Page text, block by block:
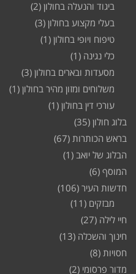
ביגוד והנעלה בחולון (2)
בעלי מקצוע בחולון (3)
טיפוח ויופי בחולון (1)
כלי נגינה (1)
מסעדות ובארים בחולון (3)
משלוחים ומזון מהיר בחולון (1)
עורכי דין בחולון (1)
בלוג חולון (35)
בראש הכותרות (67)
הבלוג של יואב (1)
המוסף (6)
חדשות העיר (106)
מבזקים (11)
חיי לילה (27)
חינוך והשכלה (13)
חסויות (8)
מדור פרסומי (2)